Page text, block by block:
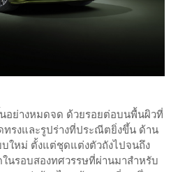
อย่างหมดจด ด้วยรอยต่อบนพื้นผิวที่
ทรงและรูปร่างที่ประณีตยิ่งขึ้น ด้าน
ใหม่ ตั้งแต่ชุดแต่งตัวถังไปจนถึง
นรอบสองทศวรรษที่ผ่านมาสำหรับ